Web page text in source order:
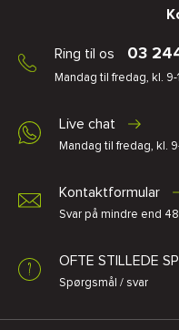
Ring til os 03
Mandag til fredag, kl. 9-
Live chat
Mandag til fredag, kl.
Kontaktformular
Svar på mindre end
OFTE STILLEDE
Spørgsmål / svar